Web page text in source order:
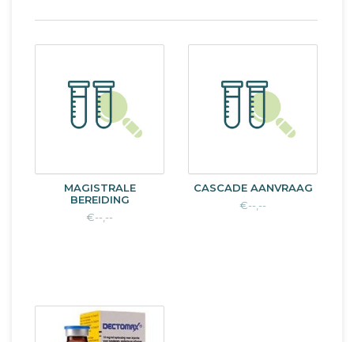
MAGISTRALE
BEREIDING
€--,--
CASCADE AANVRAAG
€--,--